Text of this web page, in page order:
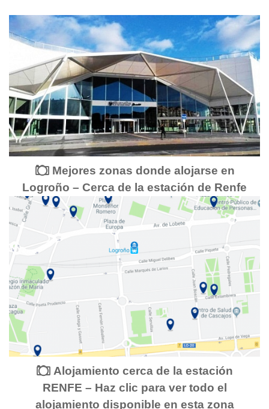
Mejores zonas donde alojarse en
Logroño – Cerca de la estación de Renfe
Alojamiento cerca de la estación
RENFE – Haz clic para ver todo el
alojamiento disponible en esta zona